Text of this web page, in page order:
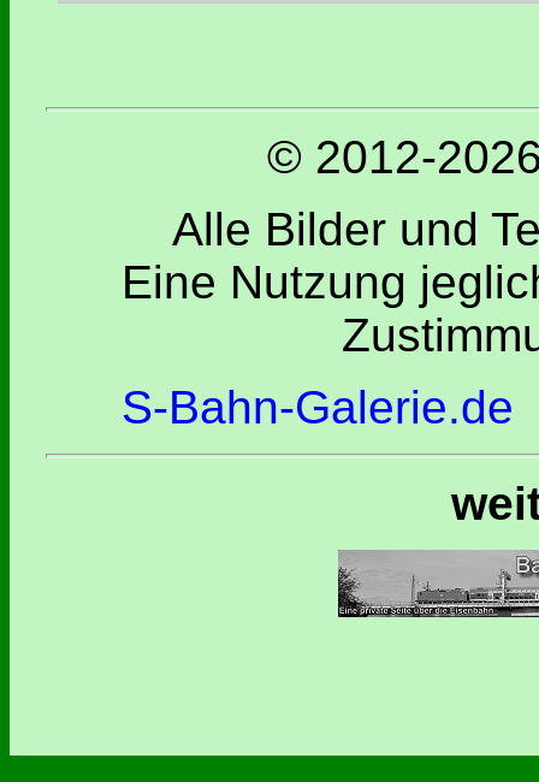
© 2012-
Alle Bilder und
Eine Nutzung
S-Bahn-Galerie.de